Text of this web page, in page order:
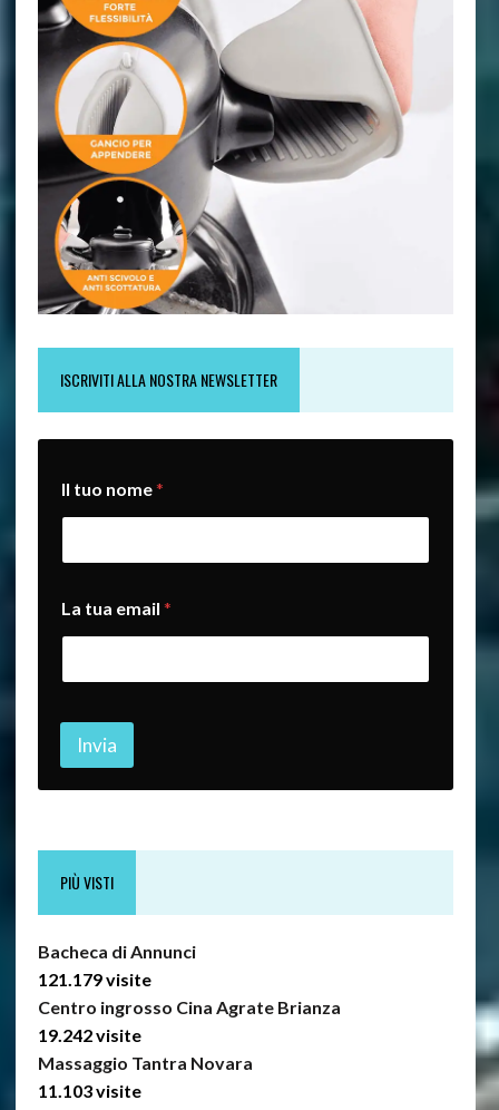
ISCRIVITI ALLA NOSTRA NEWSLETTER
Il tuo nome*
u
a
t
o
La tua email *
Invia
PIÙ VISTI
Bacheca di Annunci
121.179 visite
Centro ingrosso Cina Agrate Brianza
19.242 visite
Massaggio Tantra Novara
11.103 visite